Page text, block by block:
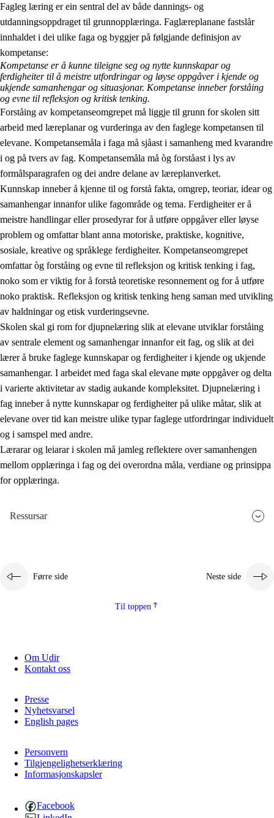
2. Prinsipp for læring, utvikling og danning
2.1 Sosial læring og utvikling
2.2 Kompetanse i faga
2.3 Grunnleggjande ferdigheiter
2.4 Å lære å lære
Tverrfaglege tema
Fagleg læring er ein sentral del av både dannings- og
utdanningsoppdraget til grunnopplæringa. Faglæreplanane fastslår
innhaldet i dei ulike faga og byggjer på følgjande definisjon av
kompetanse:
Kompetanse er å kunne tileigne seg og nytte kunnskapar og
ferdigheiter til å meistre utfordringar og løyse oppgåver i kjende og
ukjende samanhengar og situasjonar. Kompetanse inneber forståing
og evne til refleksjon og kritisk tenking.
Forståing av kompetanseomgrepet må liggje til grunn for skolen sitt
arbeid med læreplanar og vurderinga av den faglege kompetansen til
elevane. Kompetansemåla i faga må sjåast i samanheng med kvarandre
i og på tvers av fag. Kompetansemåla må òg forståast i lys av
formålsparagrafen og dei andre delane av læreplanverket.
Kunnskap inneber å kjenne til og forstå fakta, omgrep, teoriar, idear og
samanhengar innanfor ulike fagområde og tema. Ferdigheiter er å
meistre handlingar eller prosedyrar for å utføre oppgåver eller løyse
problem og omfattar blant anna motoriske, praktiske, kognitive,
sosiale, kreative og språklege ferdigheiter. Kompetanseomgrepet
omfattar òg forståing og evne til refleksjon og kritisk tenking i fag,
noko som er viktig for å forstå teoretiske resonnement og for å utføre
noko praktisk. Refleksjon og kritisk tenking heng saman med utvikling
av haldningar og etisk vurderingsevne.
Skolen skal gi rom for djupnelæring slik at elevane utviklar forståing
av sentrale element og samanhengar innanfor eit fag, og slik at dei
lærer å bruke faglege kunnskapar og ferdigheiter i kjende og ukjende
samanhengar. I arbeidet med faga skal elevane møte oppgåver og delta
i varierte aktivitetar av stadig aukande kompleksitet. Djupnelæring i
fag inneber å nytte kunnskapar og ferdigheiter på ulike måtar, slik at
elevane over tid kan meistre ulike typar faglege utfordringar individuelt
og i samspel med andre.
Lærarar og leiarar i skolen må jamleg reflektere over samanhengen
mellom opplæringa i fag og dei overordna måla, verdiane og prinsippa
for opplæringa.
Ressursar
Førre side Neste side
Til toppen
Om Udir
Kontakt oss
Presse
Nyhetsvarsel
English pages
Personvern
Tilgjengelighetserklæring
Informasjonskapsler
Facebook